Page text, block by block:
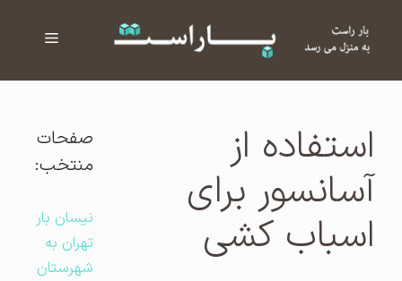
فهرست
استفاده از
آسانسور برای
اسباب کشی
صفحات
منتخب:
نیسان بار
تهران به
شهرستان